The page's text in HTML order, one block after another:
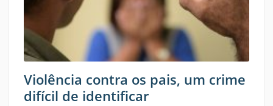
Violência contra os pais, um crime
difícil de identificar